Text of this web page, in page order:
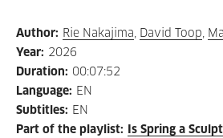
Author: Rie Nakajima, David Toop,
Year: 2026
Duration: 00:07:52
Language: EN
Subtitles: EN
Part of the playlist:
Is Spring a